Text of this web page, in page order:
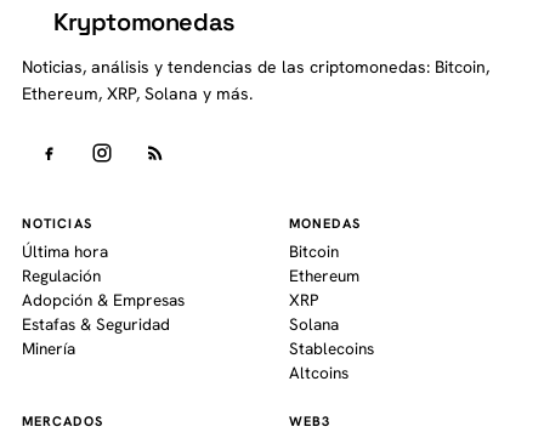
Kryptomonedas
Noticias, análisis y tendencias de las criptomonedas: Bitcoin,
Ethereum, XRP, Solana y más.
NOTICIAS
Última hora
Regulación
Adopción & Empresas
Estafas & Seguridad
Minería
MONEDAS
Bitcoin
Ethereum
XRP
Solana
Stablecoins
Altcoins
MERCADOS WEB3